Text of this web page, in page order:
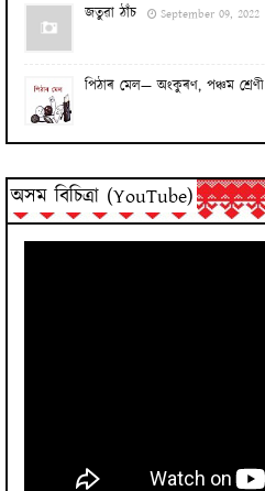
জতুৱা ঠাঁচ September 09, 2022
পিঠাৰ মেল— অংকুৰণ, পঞ্চম শ্ৰেণী
অসম বিচিত্ৰা (YouTube)